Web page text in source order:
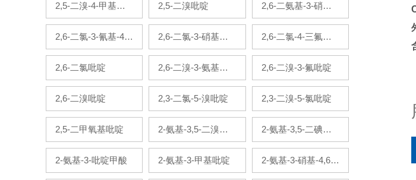
2,5-二溴-4-甲基吡 2,5-二溴吡啶 2,6-二氨基-3-硝基
2,6-二氯-3-氰基-4- 2,6-二氯-3-硝基吡 2,6-二氯-4-三氟甲
2,6-二氯吡啶 2,6-二溴-3-氨基吡 2,6-二溴-3-氟吡啶
2,6-二溴吡啶 2,3-二氯-5-溴吡啶 2,3-二溴-5-氯吡啶
2,5-二甲氧基吡啶 2-氨基-3,5-二溴吡 2-氨基-3,5-二碘吡
2-氨基-3-吡啶甲酸 2-氨基-3-甲基吡啶 2-氨基-3-硝基-4,6-